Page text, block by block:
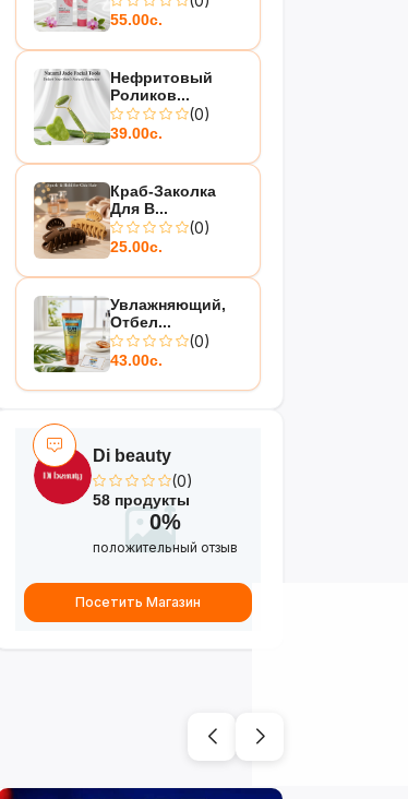
55.00с.
Нефритовый
Роликов...
(0)
39.00с.
Краб-Заколка
Для В...
(0)
25.00с.
Увлажняющий,
Отбел...
(0)
43.00с.
Di beauty
(0)
58 продукты
0%
положительный отзыв
Посетить Магазин